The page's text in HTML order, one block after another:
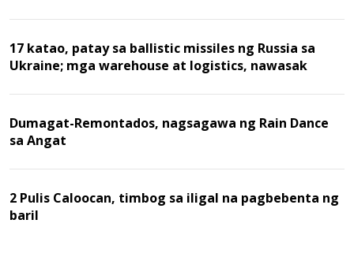
17 katao, patay sa ballistic missiles ng Russia sa
Ukraine; mga warehouse at logistics, nawasak
Dumagat-Remontados, nagsagawa ng Rain Dance
sa Angat
2 Pulis Caloocan, timbog sa iligal na pagbebenta ng
baril